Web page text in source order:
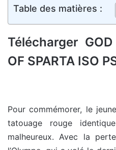
Table des matières :
Télécharger
OF SPARTA ISO
Pour commémorer, le
tatouage rouge
malheureux. Avec la